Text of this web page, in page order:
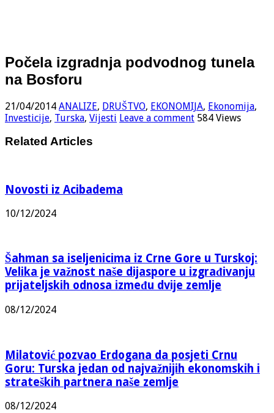
Počela izgradnja podvodnog tunela
na Bosforu
21/04/2014 ANALIZE, DRUŠTVO, EKONOMIJA, Ekonomija,
Investicije, Turska, Vijesti Leave a comment 584 Views
Related Articles
Novosti iz Acibadema
10/12/2024
Šahman sa iseljenicima iz Crne Gore u Turskoj:
Velika je važnost naše dijaspore u izgrađivanju
prijateljskih odnosa između dvije zemlje
08/12/2024
Milatović pozvao Erdogana da posjeti Crnu
Goru: Turska jedan od najvažnijih ekonomskih i
strateških partnera naše zemlje
08/12/2024